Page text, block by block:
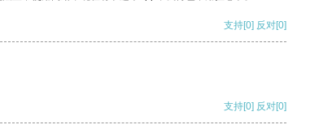
支持[0] 反对[0]
支持[0] 反对[0]